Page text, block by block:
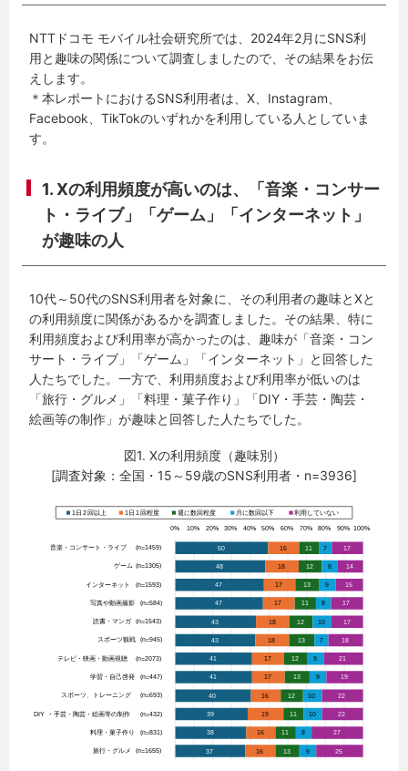
NTTドコモ モバイル社会研究所では、2024年2月にSNS利
用と趣味の関係について調査しましたので、その結果をお伝
えします。
＊本レポートにおけるSNS利用者は、X、Instagram、
Facebook、TikTokのいずれかを利用している人としていま
す。
1. Xの利用頻度が高いのは、「音楽・コンサー
ト・ライブ」「ゲーム」「インターネット」
が趣味の人
10代～50代のSNS利用者を対象に、その利用者の趣味とXと
の利用頻度に関係があるかを調査しました。その結果、特に
利用頻度および利用率が高かったのは、趣味が「音楽・コン
サート・ライブ」「ゲーム」「インターネット」と回答した
人たちでした。一方で、利用頻度および利用率が低いのは
「旅行・グルメ」「料理・菓子作り」「DIY・手芸・陶芸・
絵画等の制作」が趣味と回答した人たちでした。
図1. Xの利用頻度（趣味別）
[調査対象：全国・15～59歳のSNS利用者・n=3936]